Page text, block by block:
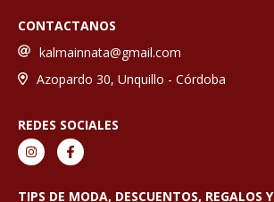
CONTACTANOS
kalmainnata@gmail.com
Azopardo 30, Unquillo - Córdoba
REDES SOCIALES
TIPS DE MODA, DESCUENTOS, REGALOS